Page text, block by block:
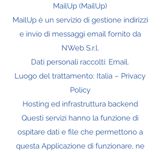
MailUp (MailUp)
MailUp è un servizio di gestione indirizzi
e invio di messaggi email fornito da
NWeb S.r.l.
Dati personali raccolti: Email.
Luogo del trattamento: Italia – Privacy
Policy
Hosting ed infrastruttura backend
Questi servizi hanno la funzione di
ospitare dati e file che permettono a
questa Applicazione di funzionare, ne